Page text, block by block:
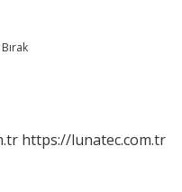
https://lunatec.com.tr